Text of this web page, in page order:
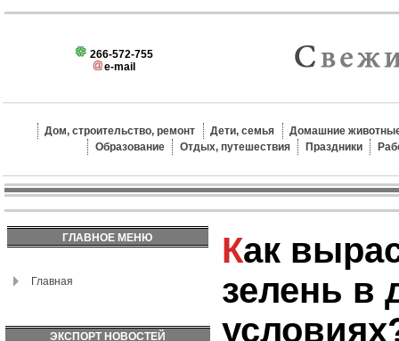
266-572-755
e-mail
Дом, строительство, ремонт Дети, семья
Домашние
Образование
Отдых, путешествия Праздники
ГЛАВНОЕ МЕНЮ
Главная
ЭКСПОРТ НОВОСТЕЙ
Как вырастить лук на
зелень в